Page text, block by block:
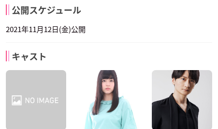
公開スケジュール
2021年11月12日(金)公開
キャスト